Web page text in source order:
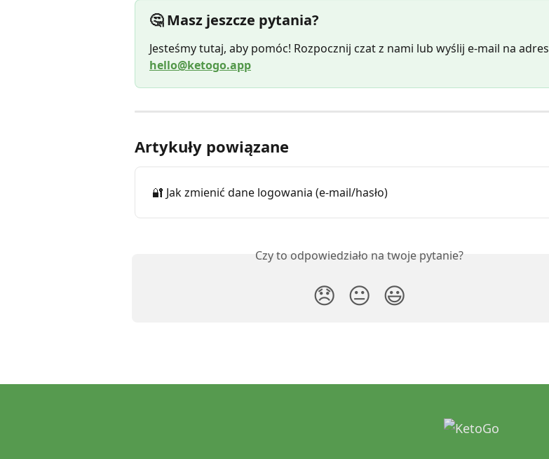
🤔 Masz jeszcze pytania?
Jesteśmy tutaj, aby pomóc! Rozpocznij czat z nami lub wyślij e-mail na adres
hello@ketogo.app
Artykuły powiązane
🔐 Jak zmienić dane logowania (e-mail/hasło)
Czy to odpowiedziało na twoje pytanie?
😞 😐 😃